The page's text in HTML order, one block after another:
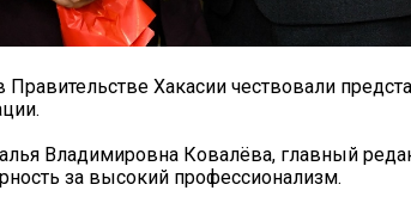
Хакасии чествовали
Владимировна Ковалёва, главный
за высокий профессионализм.